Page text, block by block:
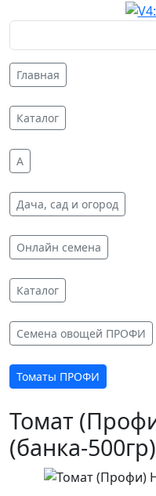
Главная
Каталог
A
Дача, сад и огород
Онлайн семена
Каталог
Семена овощей ПРОФИ
Томаты ПРОФИ
Томат
(банка-500гр)